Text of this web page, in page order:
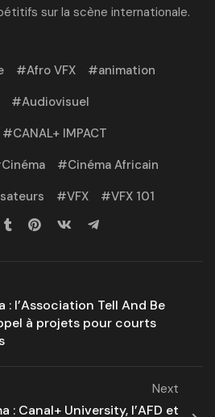
sur la scène internationale.
Afro VFX
animation
Audiovisuel
CANAL+ IMPACT
Cinéma
Cinéma Africain
VFX
VFX 101
l’Association Tell And Be
à projets pour courts
Next
: Canal+ University, l’AFD et